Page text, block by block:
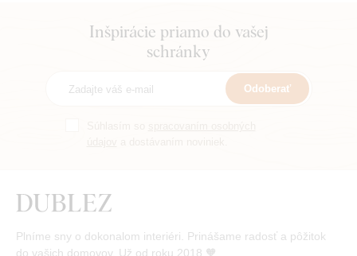
Inšpirácie priamo do vašej
schránky
Odoberať
Plníme sny o dokonalom interiéri. Prinášame radosť a pôžitok
do vašich domovov. Už od roku 2018 🧡